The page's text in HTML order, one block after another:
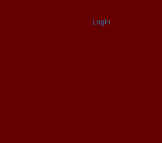
Login